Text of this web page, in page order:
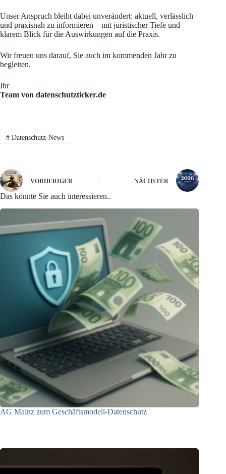
Unser Anspruch bleibt dabei unverändert: aktuell, verlässlich
und praxisnah zu informieren – mit juristischer Tiefe und
klarem Blick für die Auswirkungen auf die Praxis.
Wir freuen uns darauf, Sie auch im kommenden Jahr zu
begleiten.
Ihr
Team von datenschutzticker.de
#Datenschutz-News
VORHERIGER NÄCHSTER
Das könnte Sie auch interessieren..
AG Mainz zum Geschäftsmodell-Datenschutz